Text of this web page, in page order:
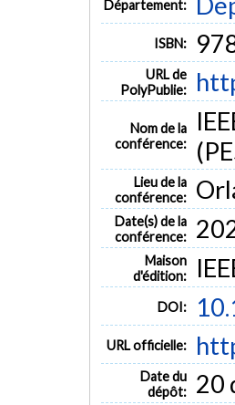
Département:
ISBN:
URL de
PolyPublie:
Nom de la
conférence:
Lieu de la
conférence:
Date(s) de la
conférence:
Maison
d'édition:
DOI:
URL officielle:
Date du
dépôt:
20